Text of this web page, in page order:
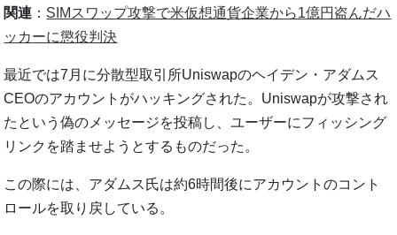
関連 ： SIMスワップ攻撃で米仮想通貨企業から1億円盗んだハ
ッカーに懲役判決
最近では7月に分散型取引所Uniswapのヘイデン・アダムス
CEOのアカウントがハッキングされた。Uniswapが攻撃され
たという偽のメッセージを投稿し、ユーザーにフィッシング
リンクを踏ませようとするものだった。
この際には、アダムス氏は約6時間後にアカウントのコント
ロールを取り戻している。